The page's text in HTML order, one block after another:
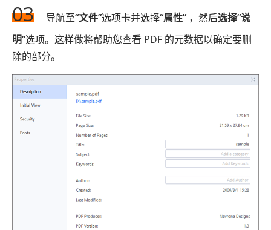
03 导航至“文件”选项卡并选择“属性” ，然后选择“说
明”选项。这样做将帮助您查看 PDF 的元数据以确定要删
除的部分。